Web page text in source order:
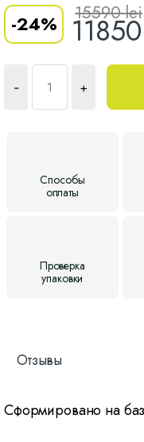
-24% 11850
15590lei
-
Количество
Cтол
4
+
Способы
оплаты
Проверка
упаковки
Отзывы
Сформировано на